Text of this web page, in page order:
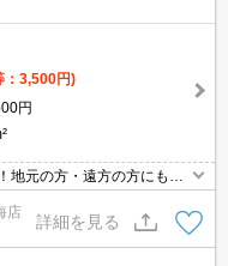
：3,500円)
円
地元の方・遠方の方にも公
店
詳細を見る